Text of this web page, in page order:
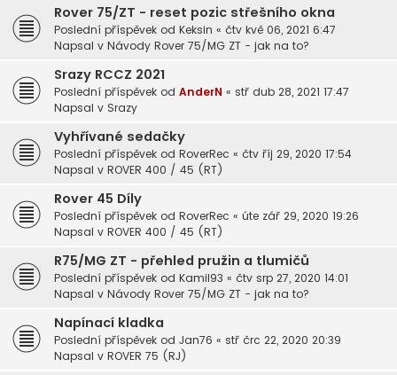
Rover 75/ZT - reset pozic střešního okna
Poslední příspěvek od Keksin « čtv kvě 06, 2021 6:47
Napsal v Návody Rover 75/MG ZT - jak na to?
Srazy RCCZ 2021
Poslední příspěvek od AnderN « stř dub 28, 2021 17:47
Napsal v Srazy
Vyhřívané sedačky
Poslední příspěvek od RoverRec « čtv říj 29, 2020 17:54
Napsal v ROVER 400 / 45 (RT)
Rover 45 Díly
Poslední příspěvek od RoverRec « úte zář 29, 2020 19:26
Napsal v ROVER 400 / 45 (RT)
R75/MG ZT - přehled pružin a tlumičů
Poslední příspěvek od Kamil93 « čtv srp 27, 2020 14:01
Napsal v Návody Rover 75/MG ZT - jak na to?
Napínací kladka
Poslední příspěvek od Jan76 « stř črc 22, 2020 20:39
Napsal v ROVER 75 (RJ)